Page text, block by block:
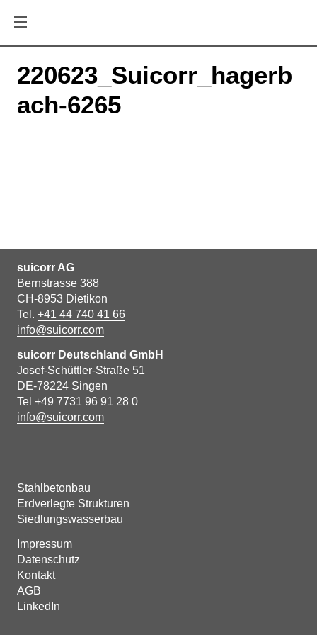
220623_Suicorr_hagerb
ach-6265
suicorr AG
Bernstrasse 388
CH-8953 Dietikon
Tel. +41 44 740 41 66
info@suicorr.com
suicorr Deutschland GmbH
Josef-Schüttler-Straße 51
DE-78224 Singen
Tel +49 7731 96 91 28 0
info@suicorr.com
Stahlbetonbau
Erdverlegte Strukturen
Siedlungswasserbau
Impressum
Datenschutz
Kontakt
AGB
LinkedIn